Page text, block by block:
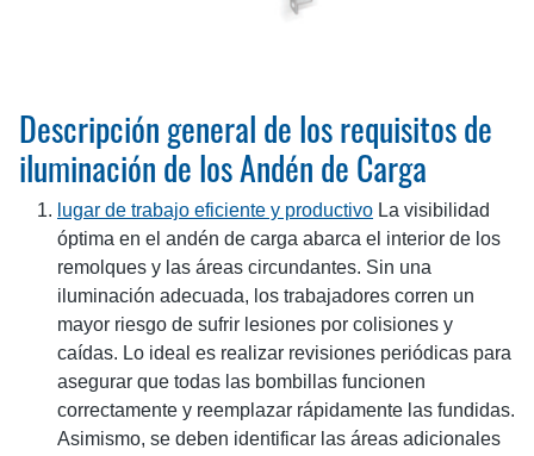
Descripción general de los requisitos de
iluminación de los Andén de Carga
lugar de trabajo eficiente y productivo La visibilidad
óptima en el andén de carga abarca el interior de los
remolques y las áreas circundantes. Sin una
iluminación adecuada, los trabajadores corren un
mayor riesgo de sufrir lesiones por colisiones y
caídas. Lo ideal es realizar revisiones periódicas para
asegurar que todas las bombillas funcionen
correctamente y reemplazar rápidamente las fundidas.
Asimismo, se deben identificar las áreas adicionales